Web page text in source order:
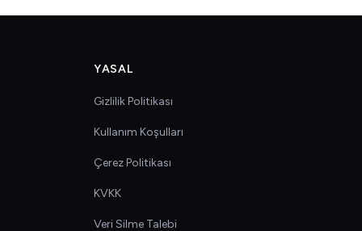
YASAL
Gizlilik Politikası
Kullanım Koşulları
Çerez Politikası
KVKK
Veri Silme Talebi